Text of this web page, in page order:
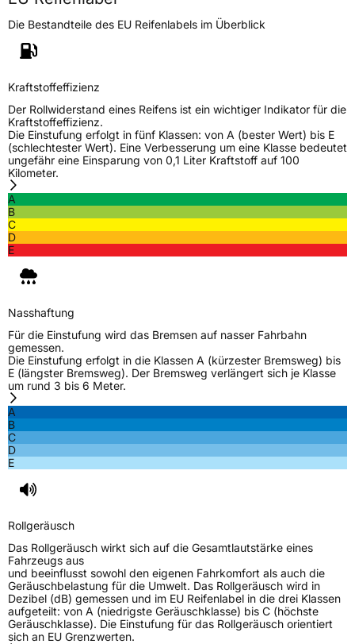
3PMSF / Schneeflockensymbol / Alpine-SymbolNein
EPREL ID517338
Allgemeine Produktsicherheit (GPSR)
HerstellerkontaktDeldo Autobanden NV, Essensteenweg 113
Die Bestandteile des EU Reifenlabels im Überblick
Kraftstoffeffizienz
Der Rollwiderstand eines Reifens ist ein wichtiger Indikator für die
Kraftstoffeffizienz.
Die Einstufung erfolgt in fünf Klassen: von A (bester Wert) bis E
(schlechtester Wert). Eine Verbesserung um eine Klasse bedeutet
ungefähr eine Einsparung von 0,1 Liter Kraftstoff auf 100
Kilometer.
A
B
C
D
E
Nasshaftung
Für die Einstufung wird das Bremsen auf nasser Fahrbahn
gemessen.
Die Einstufung erfolgt in die Klassen A (kürzester Bremsweg) bis
E (längster Bremsweg). Der Bremsweg verlängert sich je Klasse
um rund 3 bis 6 Meter.
A
B
C
D
E
Rollgeräusch
Das Rollgeräusch wirkt sich auf die Gesamtlautstärke eines
Fahrzeugs aus
und beeinflusst sowohl den eigenen Fahrkomfort als auch die
Geräuschbelastung für die Umwelt. Das Rollgeräusch wird in
Dezibel (dB) gemessen und im EU Reifenlabel in die drei Klassen
aufgeteilt: von A (niedrigste Geräuschklasse) bis C (höchste
Geräuschklasse). Die Einstufung für das Rollgeräusch orientiert
sich an EU Grenzwerten.